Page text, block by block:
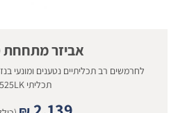
אביזר מתחחת CA230
לחרמשים רב תכליתיים נטענים ומונעי
תכליתי 525LK...